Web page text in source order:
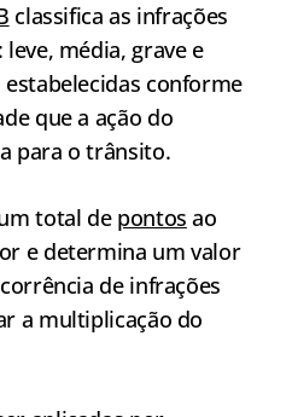
classifica as infrações
média, grave e
conforme
que a ação do
para o trânsito.
total de pontos ao
e determina um valor
de infrações
a multiplicação do